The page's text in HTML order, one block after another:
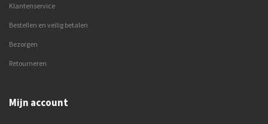
Klantenservice
Bestellen en veilig betalen
Bezorgen
Retourneren
Mijn account